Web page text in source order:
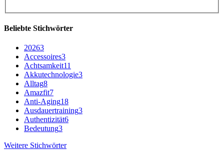
Beliebte Stichwörter
20263
Accessoires3
Achtsamkeit11
Akkutechnologie3
Alltag8
Amazfit7
Anti-Aging18
Ausdauertraining3
Authentizität6
Bedeutung3
Weitere Stichwörter